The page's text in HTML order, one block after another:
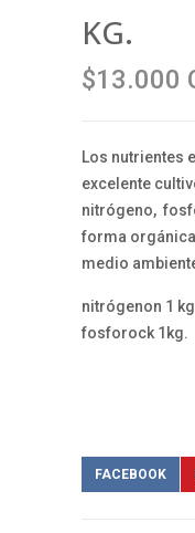
KG.
$13.000
Los nutrientes
excelente
nitrógeno,
forma
medio
nitrógenon 1
fosforock 1kg.
FACEBOOK